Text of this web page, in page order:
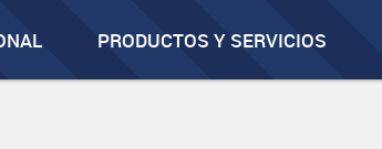
PRODUCTOS Y SERVICIOS